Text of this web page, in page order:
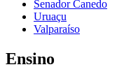
Senador Canedo
Uruaçu
Valparaíso
Ensino